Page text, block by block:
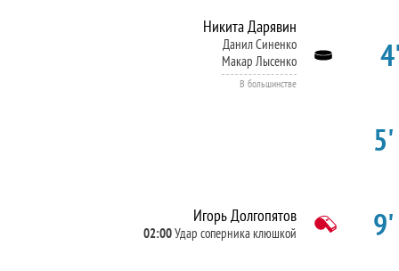
Никита Дарявин
Данил Синенко
Макар Лысенко
В большинстве
Игорь Долгопятов
02:00Удар соперника клюшкой